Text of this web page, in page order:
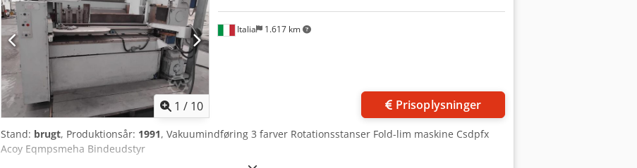
1 / 10
Italia 1.617 km
Prisoplysninger
Stand: brugt, Produktionsår: 1991, Vakuumindføring 3 farver Rotationsstanser Fold-lim maskine Csdpfx
Acoy Eqmpsmeha Bindeudstyr